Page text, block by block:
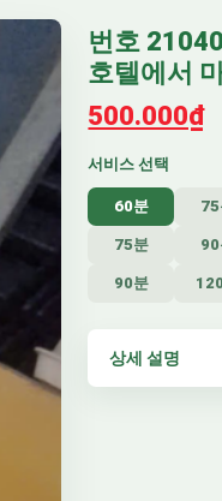
번호
호텔에서
500.000₫
서비스 선택
60분
75분
90분
상세 설명